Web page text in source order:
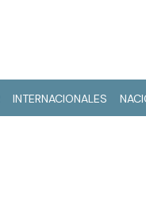
INTERNACIONALES